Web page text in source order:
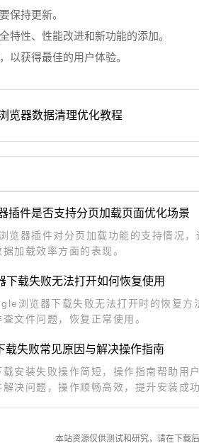
保持更新。
特性、性能改进和新功能的添加。
以获得最佳的用户体验。
览器数据清理优化教程
插件是否支持分页加载页面优化场景
览器插件对分页加载功能的支持情况，
加载效率方面的表现。
下载失败无法打开如何恢复使用
浏览器下载失败无法打开时的恢复方
文件问题，恢复正常使用。
载失败常见原因与解决操作指南
载安装失败操作简短，操作指南帮助用
决问题，操作顺畅高效，提升安装成功
本站资源仅供测试和研究，请在下载